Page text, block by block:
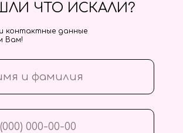
ЧТО ИСКАЛИ?
контактные данные
Вам!